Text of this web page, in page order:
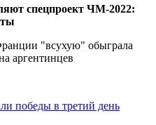
спецпроект ЧМ-2022:
победы в третий день